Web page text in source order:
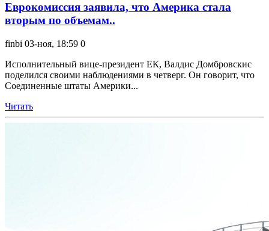
Еврокомиссия заявила, что Америка стала
вторым по объемам..
finbi 03-ноя, 18:59 0
Исполнительный вице-президент ЕК, Валдис Домбровскис
поделился своими наблюдениями в четверг. Он говорит, что
Соединенные штаты Америки...
Читать